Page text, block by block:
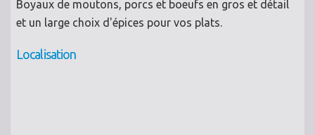
Boyaux de moutons, porcs et boeufs en gros et détail
et un large choix d'épices pour vos plats.
Localisation